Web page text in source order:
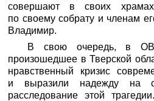
совершают в своих
по своему собрату и членам
Владимир.
В свою очередь, в
произошедшее в Тверской
нравственный кризис
и выразили надежду на
расследование этой